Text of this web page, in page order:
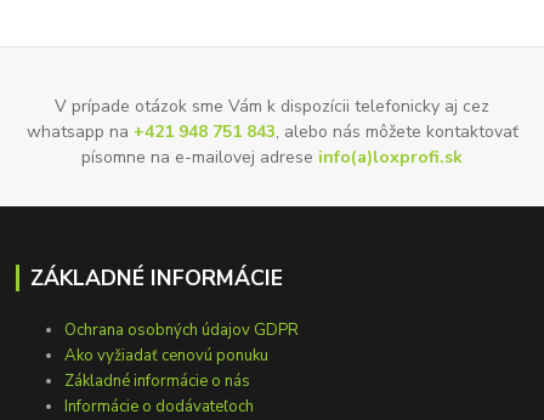
V prípade otázok sme Vám k dispozícii telefonicky aj cez
whatsapp na +421 948 751 843, alebo nás môžete kontaktovať
písomne na e-mailovej adrese info(a)loxprofi.sk
ZÁKLADNÉ INFORMÁCIE
Ochrana osobných údajov GDPR
Ako vyžiadať cenovú ponuku
Základné informácie o nás
Informácie o dodávateľoch